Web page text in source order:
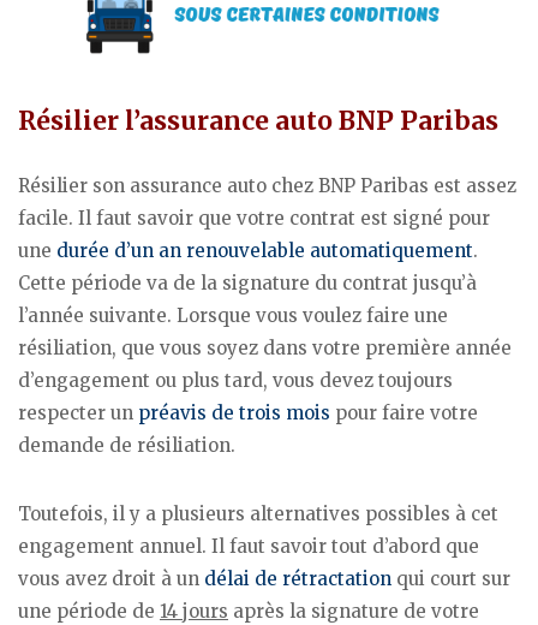
Résilier l’assurance auto BNP Paribas
Résilier son assurance auto chez BNP Paribas est assez
facile. Il faut savoir que votre contrat est signé pour
une durée d’un an renouvelable automatiquement.
Cette période va de la signature du contrat jusqu’à
l’année suivante. Lorsque vous voulez faire une
résiliation, que vous soyez dans votre première année
d’engagement ou plus tard, vous devez toujours
respecter un préavis de trois mois pour faire votre
demande de résiliation.
Toutefois, il y a plusieurs alternatives possibles à cet
engagement annuel. Il faut savoir tout d’abord que
vous avez droit à un délai de rétractation qui court sur
une période de 14 jours après la signature de votre